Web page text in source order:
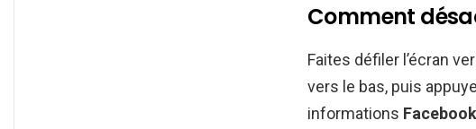
Comment
Faites défiler l’écran
vers le bas, puis
informations Facebook